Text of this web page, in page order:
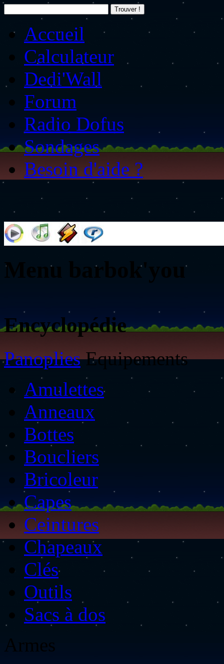
Accueil
Calculateur
Dedi'Wall
Forum
Radio Dofus
Sondages
Besoin d'aide ?
Menu barbok'you
Encyclopédie
Panoplies Equipements
Amulettes
Anneaux
Bottes
Boucliers
Bricoleur
Capes
Ceintures
Chapeaux
Clés
Outils
Sacs à dos
Armes